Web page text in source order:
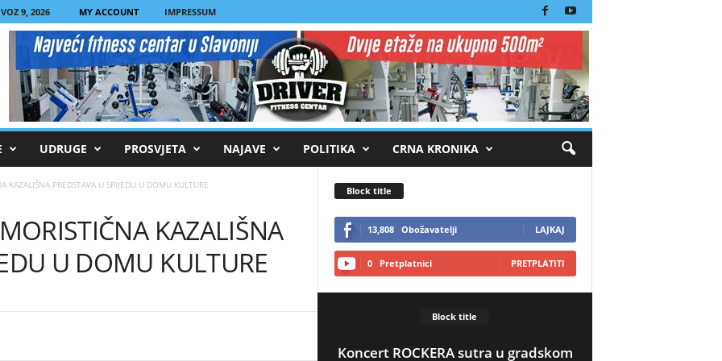
9, 2026 MY ACCOUNT IMPRESSUM
UDRUGE PROSVJETA NAJAVE POLITIKA CRNA KRONIKA
KAZALIŠNA PREDSTAVA U SRIJEDU U DOMU KULTURE
KAZALIŠNA
U DOMU KULTURE
Block title
13,808 Obožavatelji LAJKAJ
0 Pretplatnici PRETPLATITI
Block title
Koncert ROCKERA sutra u gradskom